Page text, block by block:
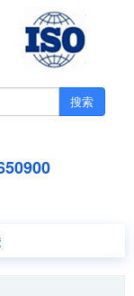
搜索